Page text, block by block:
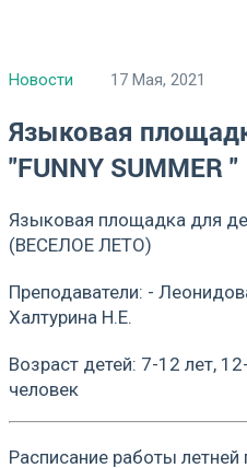
Новости 17 Мая, 2021
Языковая
"FUNNY SUMMER "
Языковая площадка для
(ВЕСЕЛОЕ ЛЕТО)
Преподаватели: -
Халтурина Н.Е.
Возраст детей: 7-12 лет,
человек
Расписание работы